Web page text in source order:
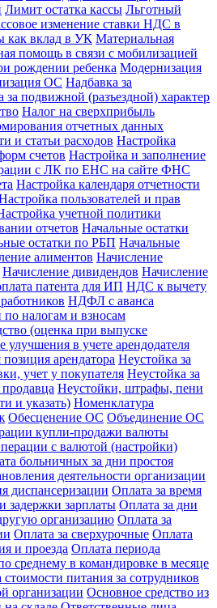
Лимит остатка кассы Льготный
изменение ставки НДС в
как вклад в УК Материальная
помощь в связи с мобилизацией
рождении ребенка Модернизация
ОС Надбавка за
за подвижной (разъездной) характер
Налог на сверхприбыль
отчетных данных
и статьи расходов Настройка
счетов Настройка и заполнение
с ЛК по ЕНС на сайте ФНС
Настройка календаря отчетности
пользователей и прав
учетной политики
отчетов Начальные остатки
остатки по РБП Начальные
алиментов Начисление
Начисление дивидендов Начисление
патента для ИП НДС к вычету
НДФЛ с аванса
налогам и взносам
(оценка при выпуске
улучшения в учете арендодателя
арендатора Неустойка за
учет у покупателя Неустойка за
Неустойки, штрафы, пени
и указать) Номенклатура
Обесценение ОС Объединение ОС
купли-продажи валюты
с валютой (настройки)
больничных за дни простоя
деятельности организации
диспансеризации Оплата за время
задержки зарплаты Оплата за дни
организацию Оплата за
Оплата за сверхурочные Оплата
и проезда Оплата периода
среднему в командировке в месяце
питания за сотрудников
организации Основное средство из